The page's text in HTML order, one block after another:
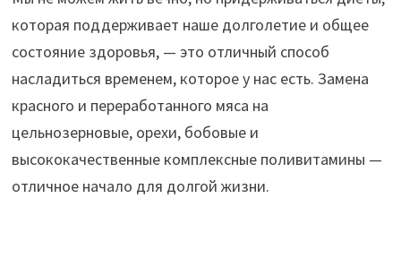
которая поддерживает наше долголетие и общее
состояние здоровья, — это отличный способ
насладиться временем, которое у нас есть. Замена
красного и переработанного мяса на
цельнозерновые, орехи, бобовые и
высококачественные комплексные поливитамины —
отличное начало для долгой жизни.